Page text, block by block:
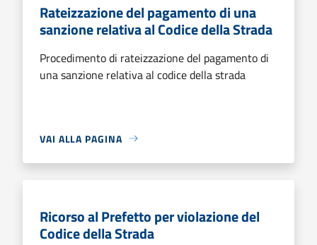
Rateizzazione del pagamento di una
sanzione relativa al Codice della Strada
Procedimento di rateizzazione del pagamento di
una sanzione relativa al codice della strada
VAI ALLA PAGINA
Ricorso al Prefetto per violazione del
Codice della Strada